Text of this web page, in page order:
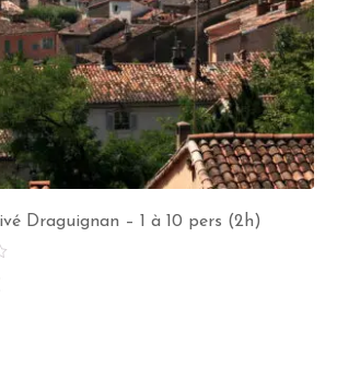
Draguignan – 1 à 10 pers (2h)